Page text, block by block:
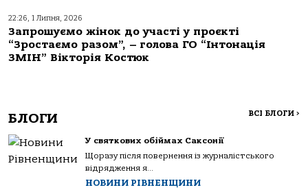
22:26, 1 Липня, 2026
Запрошуємо жінок до участі у проєкті
“Зростаємо разом”, – голова ГО “Інтонація
ЗМІН” Вікторія Костюк
БЛОГИ ВСІ БЛОГИ >
У святкових обіймах Саксонії
Щоразу після повернення із журналістського
відрядження я...
НОВИНИ РІВНЕНЩИНИ